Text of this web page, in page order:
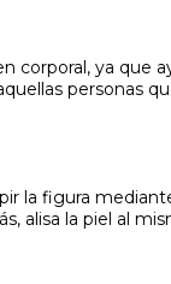
ya que
personas
figura
alisa la piel al